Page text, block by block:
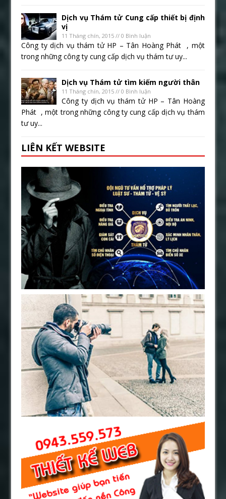
Dịch vụ Thám tử Cung cấp thiết bị định
vị
11 Tháng chín, 2015 // 0 Bình luận
Công ty dịch vụ thám tử HP – Tân Hoàng Phát , một
trong những công ty cung cấp dịch vụ thám tư uy...
Dịch vụ Thám tử tìm kiếm người thân
11 Tháng chín, 2015 // 0 Bình luận
Công ty dịch vụ thám tử HP – Tân Hoàng
Phát , một trong những công ty cung cấp dịch vụ thám
tư uy...
LIÊN KẾT WEBSITE